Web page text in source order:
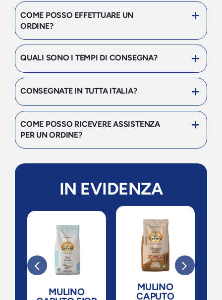
COME POSSO EFFETTUARE UN
ORDINE?
QUALI SONO I TEMPI DI CONSEGNA?
CONSEGNATE IN TUTTA ITALIA?
COME POSSO RICEVERE ASSISTENZA
PER UN ORDINE?
IN EVIDENZA
MULINO
MULINO
CAPUTO